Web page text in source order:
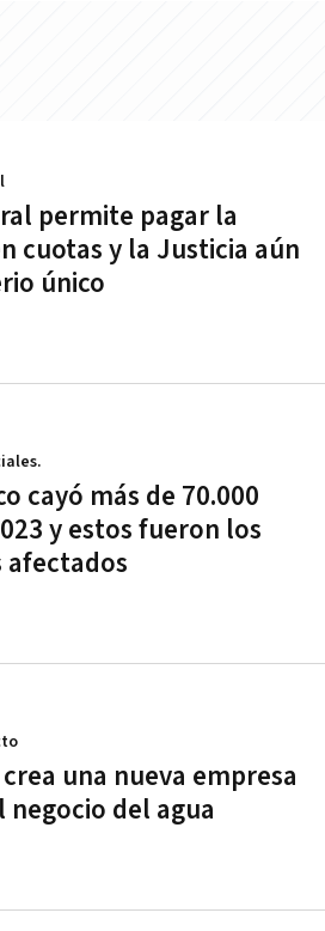
permite pagar la
cuotas y la Justicia aún
único
cayó más de 70.000
y estos fueron los
afectados
una nueva empresa
negocio del agua